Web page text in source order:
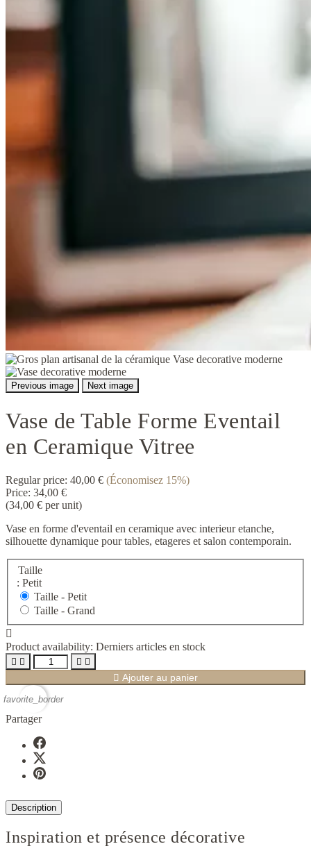
Previous image Next image
Vase de Table Forme Eventail
en Ceramique Vitree
Regular price: 40,00 € (Économisez 15%)
Price: 34,00 €
(34,00 € per unit)
Vase en forme d'eventail en ceramique avec interieur etanche,
silhouette dynamique pour tables, etageres et salon contemporain.
Taille
: Petit
Taille - Petit
Taille - Grand

Product availability: Derniers articles en stock
   
 Ajouter au panier
favorite_border
Partager
Description
Inspiration et présence décorative